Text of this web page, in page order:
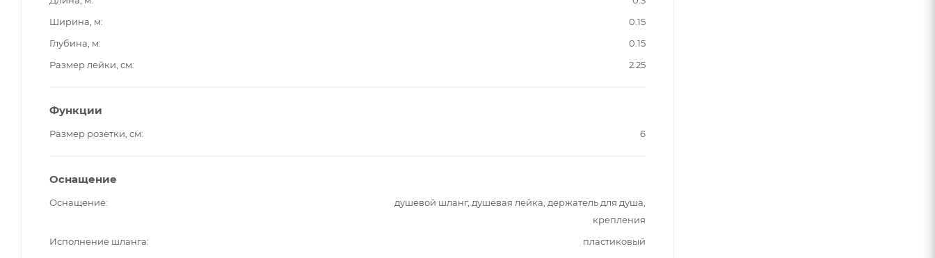
Ширина, м
0.15
Глубина, м
0.15
Размер лейки, см
2.25
Функции
Размер розетки, см 6
Оснащение
Оснащение
душевой шланг, душевая лейка, держатель для душа,
крепления
Исполнение шланга
пластиковый